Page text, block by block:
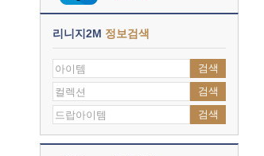
리니지2M 정보검색
검색
검색
검색